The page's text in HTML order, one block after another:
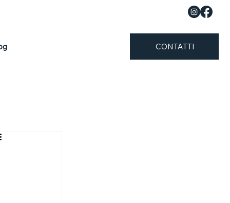
CONTATTI